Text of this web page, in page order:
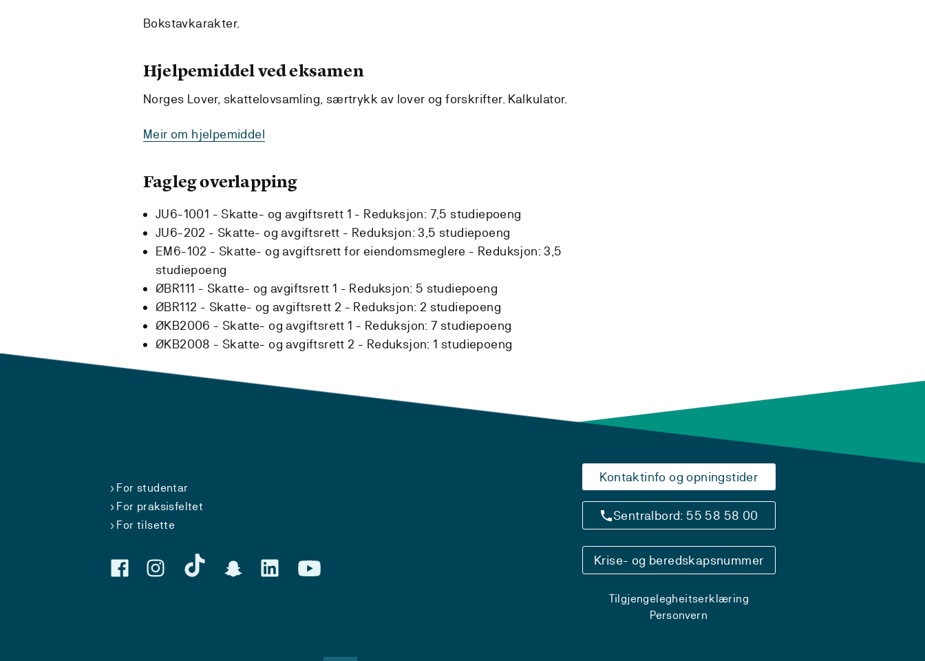
Bokstavkarakter.
Hjelpemiddel ved eksamen
Norges Lover, skattelovsamling, særtrykk av lover og forskrifter. Kalkulator.
Meir om hjelpemiddel
Fagleg overlapping
JU6-1001 - Skatte- og avgiftsrett 1 - Reduksjon: 7,5 studiepoeng
JU6-202 - Skatte- og avgiftsrett - Reduksjon: 3,5 studiepoeng
EM6-102 - Skatte- og avgiftsrett for eiendomsmeglere - Reduksjon: 3,5
studiepoeng
ØBR111 - Skatte- og avgiftsrett 1 - Reduksjon: 5 studiepoeng
ØBR112 - Skatte- og avgiftsrett 2 - Reduksjon: 2 studiepoeng
ØKB2006 - Skatte- og avgiftsrett 1 - Reduksjon: 7 studiepoeng
ØKB2008 - Skatte- og avgiftsrett 2 - Reduksjon: 1 studiepoeng
For studentar
For praksisfeltet
For tilsette
Kontaktinfo og opningstider
Sentralbord: 55 58 58 00
Krise- og beredskapsnummer
Tilgjengelegheitserklæring
Personvern